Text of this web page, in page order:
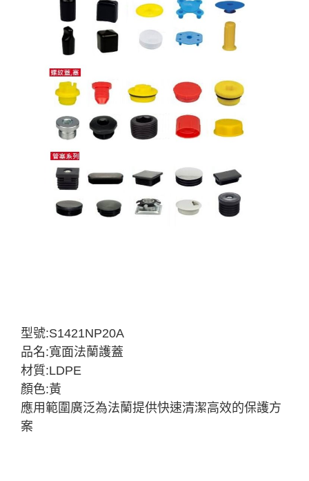
型號:S1421NP20A
品名:寬面法蘭護蓋
材質:LDPE
顏色:黃
應用範圍廣泛為法蘭提供快速清潔高效的保護方
案